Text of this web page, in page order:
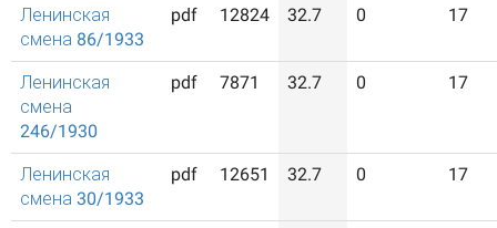
Ленинская
смена 86/1933
pdf 12824 32.7 0 17
Ленинская
смена
246/1930
pdf 7871 32.7 0 17
Ленинская
смена 30/1933
pdf 12651 32.7 0 17